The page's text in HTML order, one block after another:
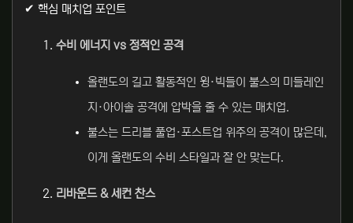
✔ 핵심 매치업 포인트
수비 에너지 vs 정적인 공격
올랜도의 길고 활동적인 윙·빅들이 불스의 미들레인
지·아이솔 공격에 압박을 줄 수 있는 매치업.
불스는 드리블 풀업·포스트업 위주의 공격이 많은데,
이게 올랜도의 수비 스타일과 잘 안 맞는다.
리바운드 & 세컨 찬스